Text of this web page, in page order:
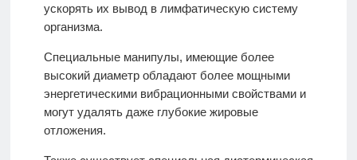
ускорять их вывод в лимфатическую систему
организма.
Специальные манипулы, имеющие более
высокий диаметр обладают более мощными
энергетическими вибрационными свойствами и
могут удалять даже глубокие жировые
отложения.